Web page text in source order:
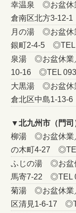
幸温泉 ◎お盆休
倉南区北方3-12-
月の湯 ◎お盆休
銀町2-4-5 ◎TEL
泉湯 ◎お盆休業
10-16 ◎TEL
大黒湯 ◎お盆休
倉北区中島1-13-
▼北九州市（門司
柳湯 ◎お盆休業
の木町4-27
ふじの湯 ◎お盆
馬寄7-22 ◎TEL
菊湯 ◎お盆休業
区清見1-6-17